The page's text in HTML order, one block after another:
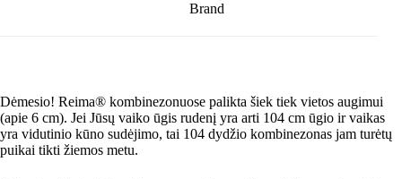
Brand
Dėmesio! Reima® kombinezonuose palikta šiek tiek vietos augimui
(apie 6 cm). Jei Jūsų vaiko ūgis rudenį yra arti 104 cm ūgio ir vaikas
yra vidutinio kūno sudėjimo, tai 104 dydžio kombinezonas jam turėtų
puikai tikti žiemos metu.